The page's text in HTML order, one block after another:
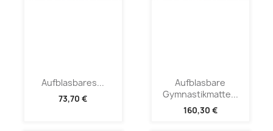
Aufblasbares...
73,70 €
Aufblasbare
Gymnastikmatte...
160,30 €